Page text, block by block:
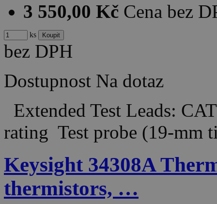
3 550,00 Kč Cena bez
ks
bez DPH
Dostupnost Na dotaz
Extended Test Leads:
rating Test probe (19-mm
Keysight 34308A
thermistors, …